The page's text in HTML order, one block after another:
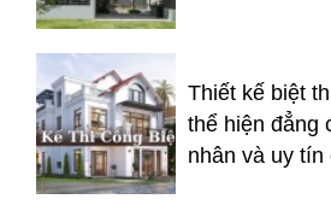
Thiết kế biệt
thể hiện đẳng
nhân và uy tín